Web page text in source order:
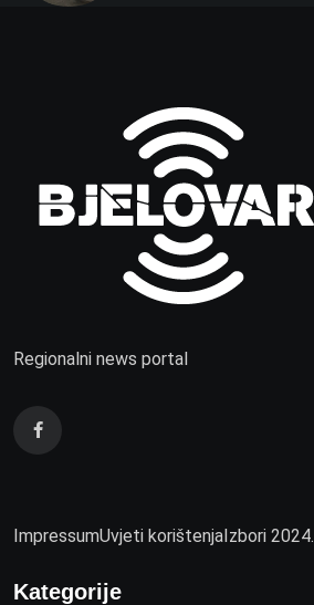
Regionalni news portal
ImpressumUvjeti korištenjaIzbori 2024.
Kategorije